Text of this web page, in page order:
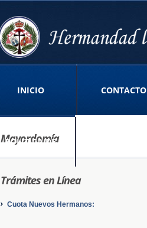
INICIO CONTACTO
POLITICA DE
Mayordomía
Trámites en Línea
Cuota Nuevos Hermanos: